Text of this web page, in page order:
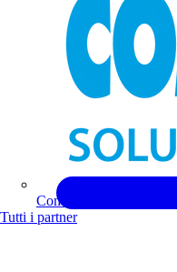
Comoli Ferrari
Tutti i partner